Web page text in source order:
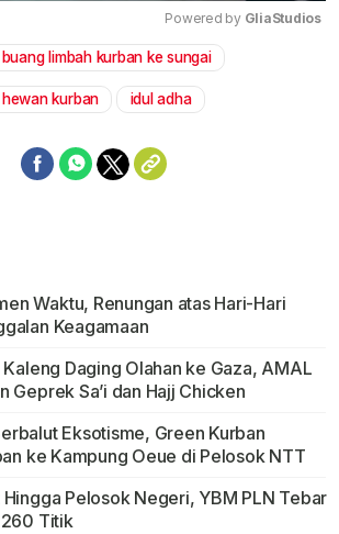
Powered by GliaStudios
buang limbah kurban ke sungai
hewan kurban idul adha
Waktu, Renungan atas Hari-Hari
Keagamaan
Daging Olahan ke Gaza, AMAL
Geprek Sa’i dan Hajj Chicken
Eksotisme, Green Kurban
ke Kampung Oeue di Pelosok NTT
Pelosok Negeri, YBM PLN Tebar
Titik